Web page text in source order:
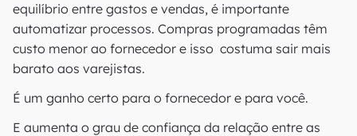
equilíbrio entre gastos e vendas, é importante
automatizar processos. Compras programadas têm
custo menor ao fornecedor e isso costuma sair mais
barato aos varejistas.
É um ganho certo para o fornecedor e para você.
E aumenta o grau de confiança da relação entre as